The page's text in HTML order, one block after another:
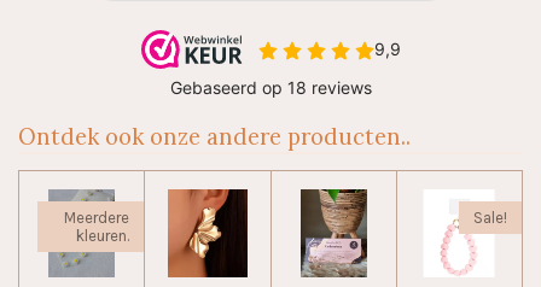
Ontdek ook onze andere producten..
Meerdere
kleuren.
Sale!